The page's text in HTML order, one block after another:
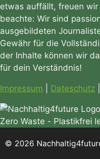
etwas auffällt, freuen
beachte: Wir sind
ausgebildeten
Gewähr für die
der Inhalte können wir
für dein Verständnis!
Impressum Dateschutz
© 2026